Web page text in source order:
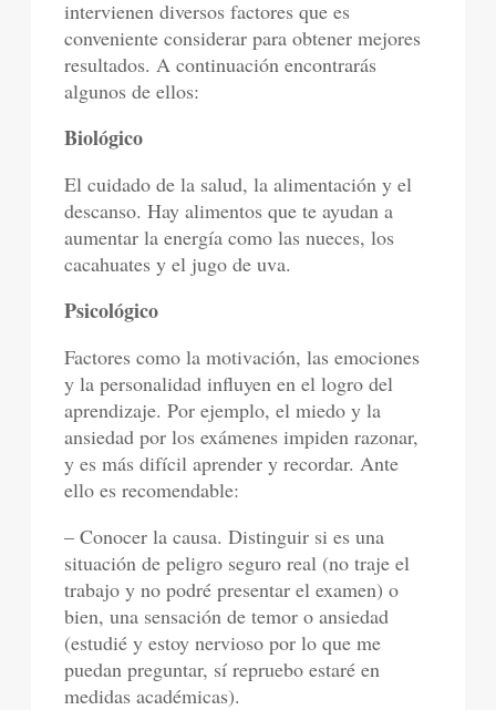
intervienen diversos factores que es
conveniente considerar para obtener mejores
resultados. A continuación encontrarás
algunos de ellos:
Biológico
El cuidado de la salud, la alimentación y el
descanso. Hay alimentos que te ayudan a
aumentar la energía como las nueces, los
cacahuates y el jugo de uva.
Psicológico
Factores como la motivación, las emociones
y la personalidad influyen en el logro del
aprendizaje. Por ejemplo, el miedo y la
ansiedad por los exámenes impiden razonar,
y es más difícil aprender y recordar. Ante
ello es recomendable:
– Conocer la causa. Distinguir si es una
situación de peligro seguro real (no traje el
trabajo y no podré presentar el examen) o
bien, una sensación de temor o ansiedad
(estudié y estoy nervioso por lo que me
puedan preguntar, sí repruebo estaré en
medidas académicas).